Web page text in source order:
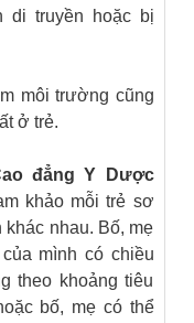
di truyền hoặc bị
môi trường cũng
ở trẻ.
đẳng Y Dược
khảo mỗi trẻ sơ
nhau. Bố, mẹ
mình có chiều
theo khoảng tiêu
bố, mẹ có thể